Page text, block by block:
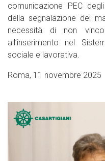
comunicazione PEC
della segnalazione dei
necessità di non
all’inserimento nel
sociale e lavorativa.
Roma, 11 novembre 2025